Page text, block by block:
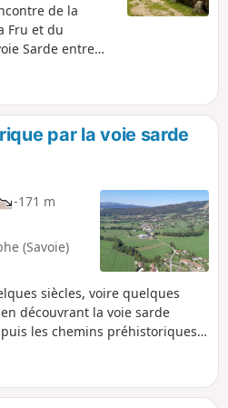
de la
Fru et du
Sarde entre
par la voie sarde
-171 m
(Savoie)
siècles, voire quelques
découvrant la voie sarde
les chemins préhistoriques